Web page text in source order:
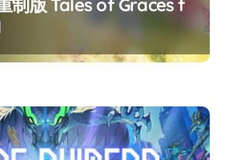
制版 Tales of Graces f